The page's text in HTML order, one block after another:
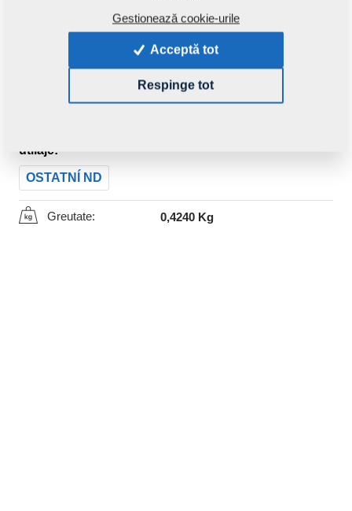
Introdu produs: m00226
utilaje:
OSTATNÍ ND
Greutate: 0,4240 Kg
Gestionează cookie-urile
Acceptă tot
Respinge tot